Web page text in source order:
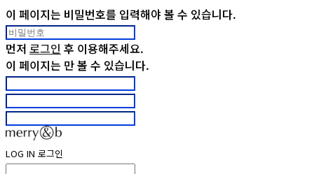
이 페이지는 비밀번호를 입력해야 볼 수 있습니다.
먼저 로그인 후 이용해주세요.
이 페이지는 만 볼 수 있습니다.
LOG IN 로그인